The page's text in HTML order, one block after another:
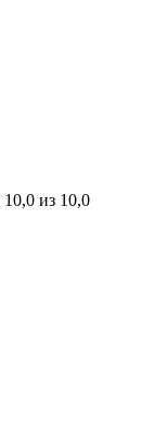
10,0 из 10,0